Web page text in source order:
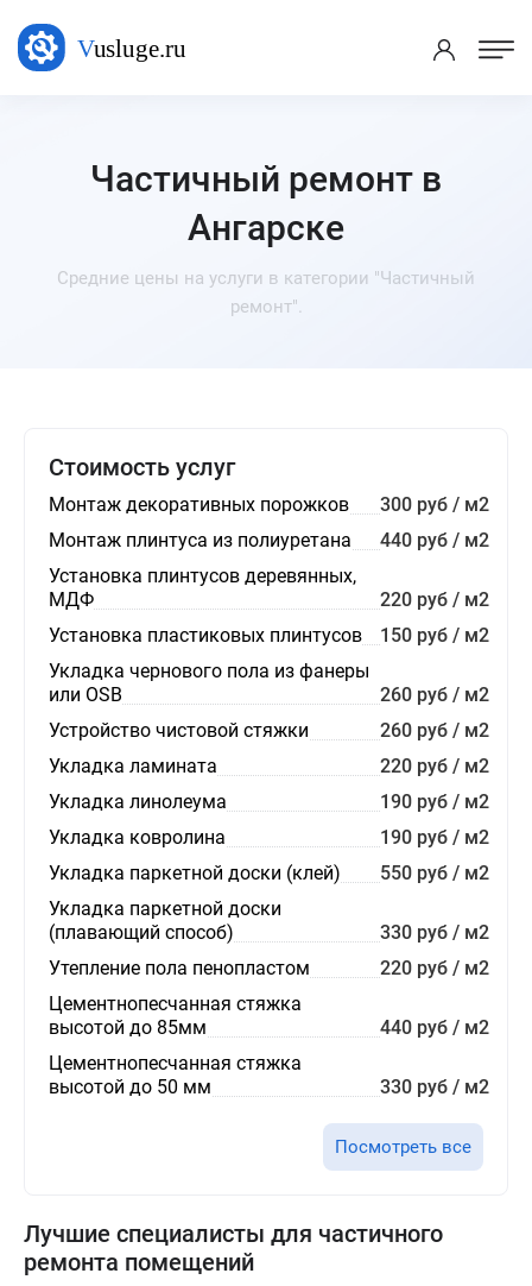
Частичный ремонт в
Ангарске
Средние цены на услуги в категории "Частичный
ремонт".
Стоимость услуг
Монтаж декоративных порожков
300 руб / м2
Монтаж плинтуса из полиуретана
440 руб / м2
Установка плинтусов деревянных,
МДФ
220 руб / м2
Установка пластиковых плинтусов
150 руб / м2
Укладка чернового пола из фанеры
или OSB
260 руб / м2
Устройство чистовой стяжки
260 руб / м2
Укладка ламината
220 руб / м2
Укладка линолеума
190 руб / м2
Укладка ковролина
190 руб / м2
Укладка паркетной доски (клей)
550 руб / м2
Укладка паркетной доски
(плавающий способ)
330 руб / м2
Утепление пола пенопластом
220 руб / м2
Цементнопесчанная стяжка
высотой до 85мм
440 руб / м2
Цементнопесчанная стяжка
высотой до 50 мм
330 руб / м2
Посмотреть все
Лучшие специалисты для частичного
ремонта помещений